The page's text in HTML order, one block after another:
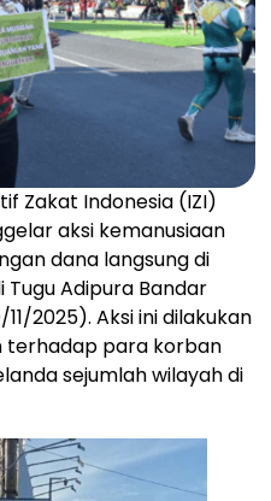
Zakat Indonesia (IZI)
aksi kemanusiaan
dana langsung di
Tugu Adipura Bandar
2025). Aksi ini dilakukan
terhadap para korban
sejumlah wilayah di